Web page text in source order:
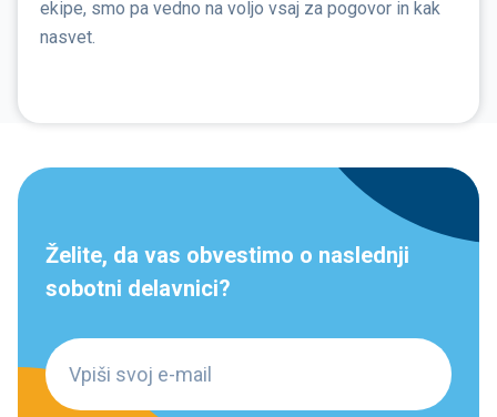
ekipe, smo pa vedno na voljo vsaj za pogovor in kak
nasvet.
Želite, da vas obvestimo o naslednji
sobotni delavnici?